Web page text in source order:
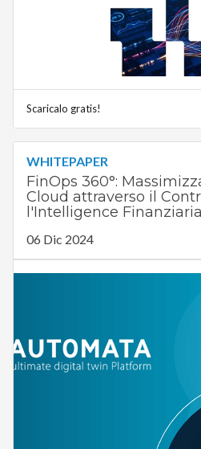
Scaricalo gratis!
WHITEPAPER
FinOps 360°:
Cloud attraverso il
l'Intelligence Finanziaria
06 Dic 2024